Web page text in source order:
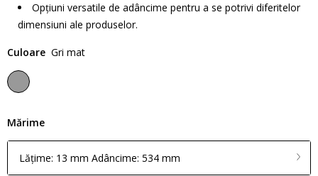
Opțiuni versatile de adâncime pentru a se potrivi diferitelor
dimensiuni ale produselor.
Culoare Gri mat
Mărime
Lățime: 13 mm Adâncime: 534 mm